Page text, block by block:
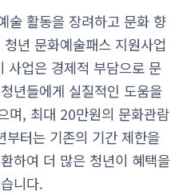
술 활동을 장려하고 문화 향
년 문화예술패스 지원사업
사업은 경제적 부담으로 문
년들에게 실질적인 도움을
며, 최대 20만원의 문화관람
터는 기존의 기간 제한을
하여 더 많은 청년이 혜택을
니다.